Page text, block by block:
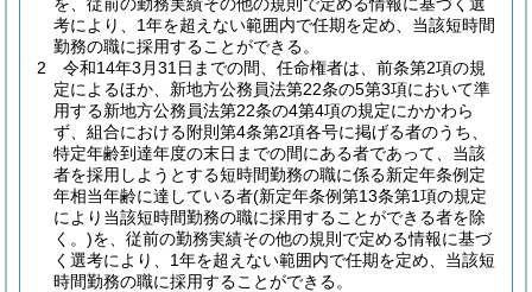
考により、1年を超えない範囲内で任期を定め、当該短時間
勤務の職に採用することができる。
2
令和14年3月31日までの間、任命権者は、前条第2項の規
定によるほか、新地方公務員法第22条の5第3項において準
用する新地方公務員法第22条の4第4項の規定にかかわら
ず、組合における附則第4条第2項各号に掲げる者のうち、
特定年齢到達年度の末日までの間にある者であって、当該
者を採用しようとする短時間勤務の職に係る新定年条例定
年相当年齢に達している者(新定年条例第13条第1項の規定
により当該短時間勤務の職に採用することができる者を除
く。)を、従前の勤務実績その他の規則で定める情報に基づ
く選考により、1年を超えない範囲内で任期を定め、当該短
時間勤務の職に採用することができる。